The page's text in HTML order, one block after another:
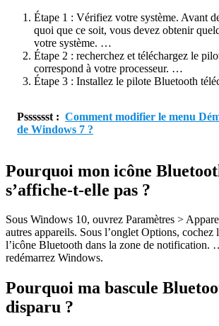
Étape 1 : Vérifiez votre système. Avant
quoi que ce soit, vous devez obtenir
votre système. …
Étape 2 : recherchez et téléchargez le
correspond à votre processeur. …
Étape 3 : Installez le pilote Bluetooth
Psssssst : Comment modifier le menu
de Windows 7 ?
Pourquoi mon icône
s’affiche-t-elle pas ?
Sous Windows 10, ouvrez Paramètres >
autres appareils. Sous l’onglet Options,
l’icône Bluetooth dans la zone de
redémarrez Windows.
Pourquoi ma bascule
disparu ?